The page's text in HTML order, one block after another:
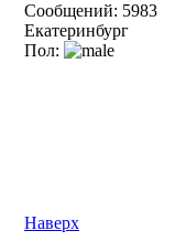
Сообщений: 5983
Екатеринбург
Пол:
Наверх